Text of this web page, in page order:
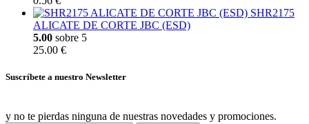
SHR2175
ALICATE DE CORTE JBC (ESD)
5.00 sobre 5
25.00 €
Suscríbete a nuestro Newsletter
y no te pierdas ninguna de nuestras novedades y promociones.